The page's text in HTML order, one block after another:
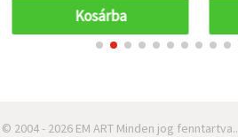
projektekhez
Kosárba
© 2004 - 2026 EM ART Minden jog fenntartva..